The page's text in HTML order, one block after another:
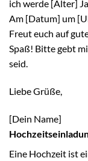
ich werde [Alter]
Am [Datum] um
Freut euch auf
Spaß! Bitte gebt
seid.
Liebe Grüße,
[Dein Name]
Eine Hochzeit ist